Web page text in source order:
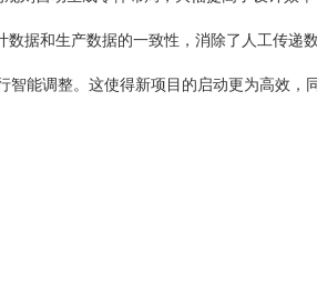
据和生产数据的一致性，消除了人工传递
能调整。这使得新项目的启动更为高效，